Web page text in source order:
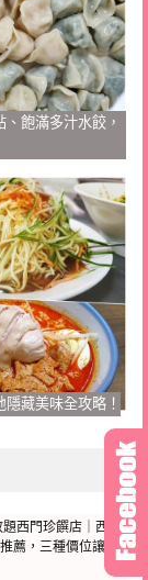
飽滿多汁水餃，
藏美味全攻略！
西門珍饌店｜西
薦，三種價位讓你